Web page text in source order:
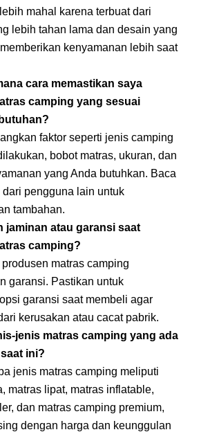
mahal karena terbuat dari
lebih tahan lama dan desain yang
kenyamanan lebih saat
cara memastikan saya
camping yang sesuai
faktor seperti jenis camping
bobot matras, ukuran, dan
yang Anda butuhkan. Baca
pengguna lain untuk
tambahan.
jaminan atau garansi saat
camping?
matras camping
garansi. Pastikan untuk
garansi saat membeli agar
kerusakan atau cacat pabrik.
jenis matras camping yang ada
ini?
jenis matras camping meliputi
matras lipat, matras inflatable,
dan matras camping premium,
dengan harga dan keunggulan